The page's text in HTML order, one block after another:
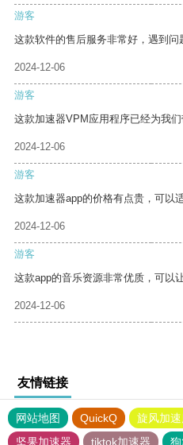
游客
这款软件的售后服务非常好，遇到问
2024-12-06
游客
这款加速器VPM应用程序已经为我
2024-12-06
游客
这款加速器app的价格有点贵，可以
2024-12-06
游客
这款app的音乐资源非常优质，可以
2024-12-06
友情链接
网站地图 QuickQ 旋风加
坚果加速器
tiktok加速器